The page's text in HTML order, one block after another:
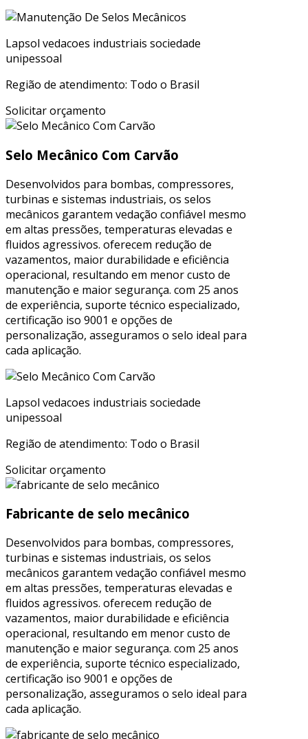
Lapsol vedacoes industriais sociedade
unipessoal
Região de atendimento: Todo o Brasil
Solicitar orçamento
Selo Mecânico Com Carvão
Desenvolvidos para bombas, compressores,
turbinas e sistemas industriais, os selos
mecânicos garantem vedação confiável mesmo
em altas pressões, temperaturas elevadas e
fluidos agressivos. oferecem redução de
vazamentos, maior durabilidade e eficiência
operacional, resultando em menor custo de
manutenção e maior segurança. com 25 anos
de experiência, suporte técnico especializado,
certificação iso 9001 e opções de
personalização, asseguramos o selo ideal para
cada aplicação.
Lapsol vedacoes industriais sociedade
unipessoal
Região de atendimento: Todo o Brasil
Solicitar orçamento
Fabricante de selo mecânico
Desenvolvidos para bombas, compressores,
turbinas e sistemas industriais, os selos
mecânicos garantem vedação confiável mesmo
em altas pressões, temperaturas elevadas e
fluidos agressivos. oferecem redução de
vazamentos, maior durabilidade e eficiência
operacional, resultando em menor custo de
manutenção e maior segurança. com 25 anos
de experiência, suporte técnico especializado,
certificação iso 9001 e opções de
personalização, asseguramos o selo ideal para
cada aplicação.